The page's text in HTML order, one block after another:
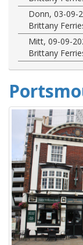
Donn, 03-09-
Brittany
Mitt, 09-09-
Brittany